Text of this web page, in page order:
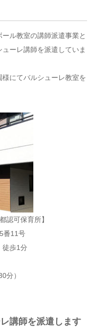
ル教室の講師派遣事業と
ーレ講師を派遣していま
にてバルシューレ教室を
認可保育所】
番11号
歩1分
分）
講師を派遣します